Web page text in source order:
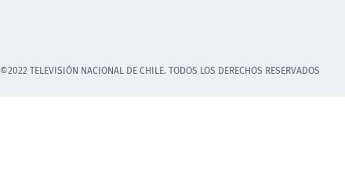
©2022 TELEVISIÓN NACIONAL DE CHILE. TODOS LOS DERECHOS RESERVADOS